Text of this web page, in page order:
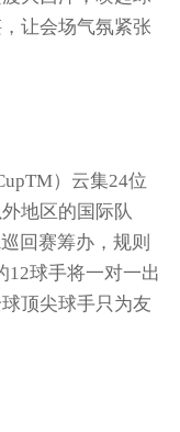
让会场气氛紧张
）云集24位
地区的国际队
回赛筹办，规则
12球手将一对一出
顶尖球手只为友